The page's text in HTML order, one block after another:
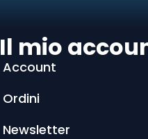
Il mio
Account
Ordini
Newsletter